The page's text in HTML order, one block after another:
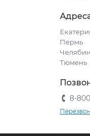
Пермь
Тюмень
8-